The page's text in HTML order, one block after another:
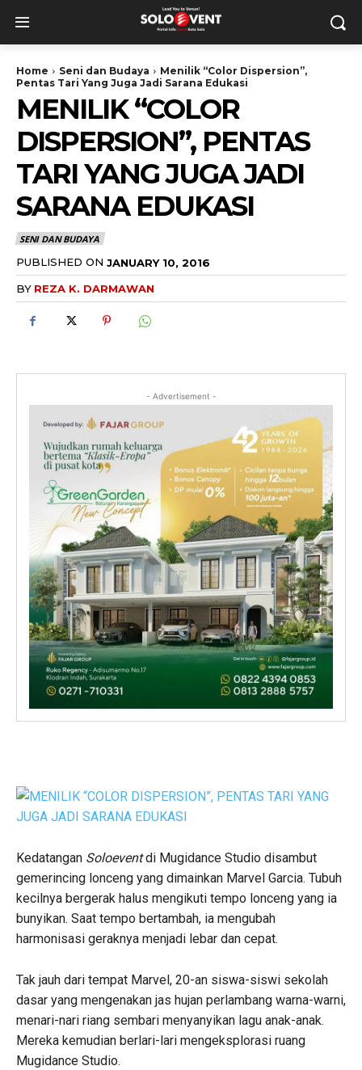
Home Seni dan Budaya
Menilik “Color Dispersion”,
Pentas Tari Yang Juga Jadi Sarana Edukasi
MENILIK “COLOR
DISPERSION”, PENTAS
TARI YANG JUGA JADI
SARANA EDUKASI
SENI DAN BUDAYA
PUBLISHED ON JANUARY 10, 2016
BY REZA K. DARMAWAN
- Advertisement -
Kedatangan Soloeventdi Mugidance Studio disambut
gemerincing lonceng yang dimainkan Marvel Garcia. Tubuh
kecilnya bergerak halus mengikuti tempo lonceng yang ia
bunyikan. Saat tempo bertambah, ia mengubah
harmonisasi geraknya menjadi lebar dan cepat.
Tak jauh dari tempat Marvel, 20-an siswa-siswi sekolah
dasar yang mengenakan jas hujan perlambang warna-warni,
menari-nari riang sembari menyanyikan lagu anak-anak.
Mereka kemudian berlari-lari mengeksplorasi ruang
Mugidance Studio.